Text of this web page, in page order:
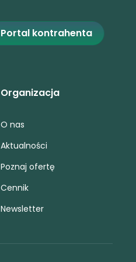
Portal kontrahenta
Organizacja
O nas
Aktualności
Poznaj ofertę
Cennik
Newsletter